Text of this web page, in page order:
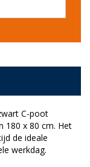
C-poot
180 x 80 cm. Het
de ideale
werkdag.